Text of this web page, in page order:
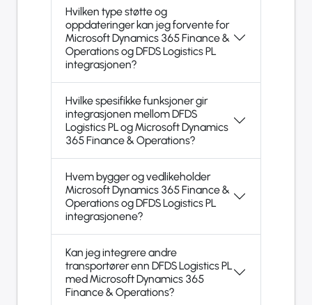
Hvilken type støtte og
oppdateringer kan jeg forvente for
Microsoft Dynamics 365 Finance &
Operations og DFDS Logistics PL
integrasjonen?
Hvilke spesifikke funksjoner gir
integrasjonen mellom DFDS
Logistics PL og Microsoft Dynamics
365 Finance & Operations?
Hvem bygger og vedlikeholder
Microsoft Dynamics 365 Finance &
Operations og DFDS Logistics PL
integrasjonene?
Kan jeg integrere andre
transportører enn DFDS Logistics PL
med Microsoft Dynamics 365
Finance & Operations?